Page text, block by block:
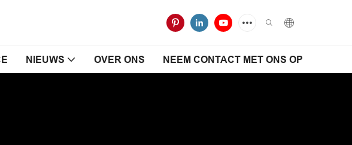
NIEUWS OVER ONS NEEM CONTACT MET ONS OP